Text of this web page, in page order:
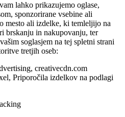
lahko prikazujemo oglase,
sponzorirane vsebine ali
mesto ali izdelke, ki temleljijo na
brskanju in nakupovanju, ter
soglasjem na tej spletni strani
tretjih oseb:
creativecdn.com
Priporočila izdelkov na podlagi